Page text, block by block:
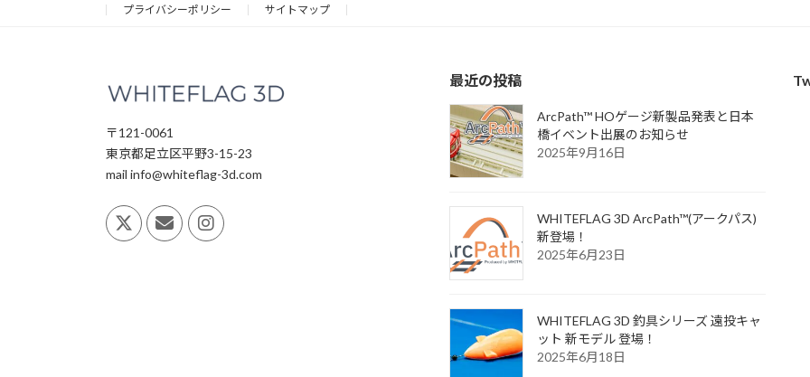
プライバシーポリシー サイトマップ
〒121-0061
東京都足立区平野3-15-23
mail info@whiteflag-3d.com
最近の投稿
ArcPath™ HOゲージ新製品発表と日本
橋イベント出展のお知らせ
2025年9月16日
WHITEFLAG 3D ArcPath™(アークパス)
新登場！
2025年6月23日
WHITEFLAG 3D 釣具シリーズ 遠投キャ
ット 新モデル 登場！
2025年6月18日